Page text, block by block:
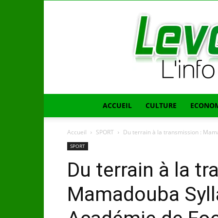
ACCUEIL CULTURE
Accueil SPORT Du terrain à la transmission :
SPORT
Du terrain à la
Mamadouba